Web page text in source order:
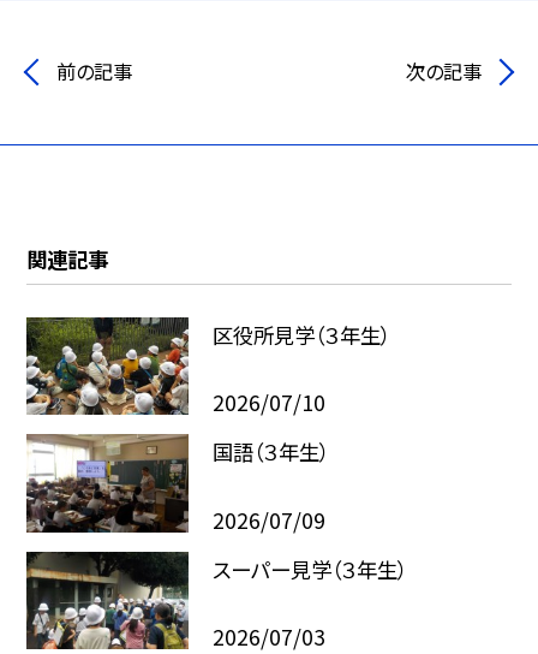
前の記事 次の記事
関連記事
区役所見学（３年生）
2026/07/10
国語（３年生）
2026/07/09
スーパー見学（３年生）
2026/07/03